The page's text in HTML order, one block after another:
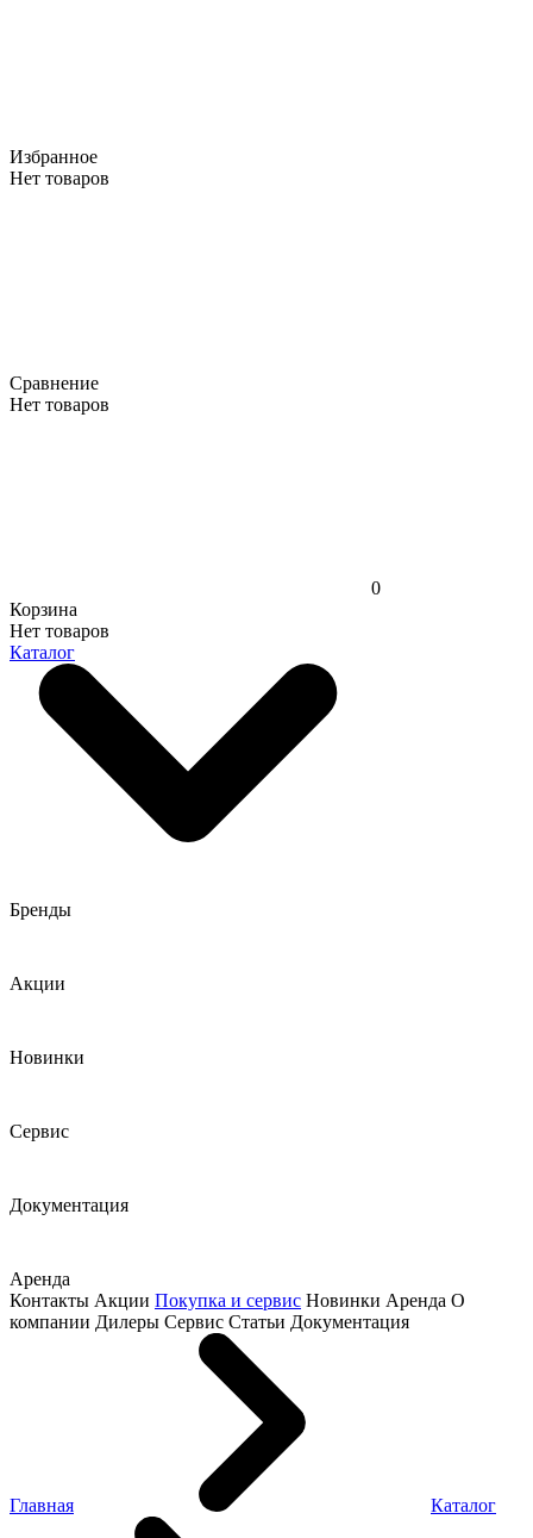
Избранное
Нет товаров
Сравнение
Нет товаров
0
Корзина
Нет товаров
Каталог
Бренды
Акции
Новинки
Сервис
Документация
Аренда
Контакты Акции Покупка и сервис Новинки Аренда О
компании Дилеры Сервис Статьи Документация
Главная Каталог